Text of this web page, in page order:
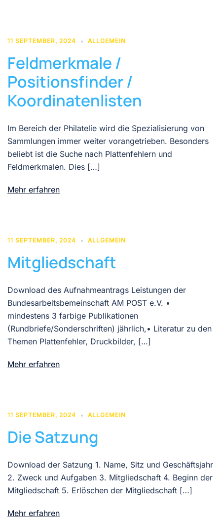
11 SEPTEMBER, 2024 ALLGEMEIN
Feldmerkmale /
Positionsfinder /
Koordinatenlisten
Im Bereich der Philatelie wird die Spezialisierung von
Sammlungen immer weiter vorangetrieben. Besonders
beliebt ist die Suche nach Plattenfehlern und
Feldmerkmalen. Dies […]
Mehr erfahren
11 SEPTEMBER, 2024 ALLGEMEIN
Mitgliedschaft
Download des Aufnahmeantrags Leistungen der
Bundesarbeitsbemeinschaft AM POST e.V. •
mindestens 3 farbige Publikationen
(Rundbriefe/Sonderschriften) jährlich,• Literatur zu den
Themen Plattenfehler, Druckbilder, […]
Mehr erfahren
11 SEPTEMBER, 2024 ALLGEMEIN
Die Satzung
Download der Satzung 1. Name, Sitz und Geschäftsjahr
2. Zweck und Aufgaben 3. Mitgliedschaft 4. Beginn der
Mitgliedschaft 5. Erlöschen der Mitgliedschaft […]
Mehr erfahren